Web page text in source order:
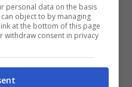
metodo e comunità.
professionisti della
studenti curiosi.
dall’idea che
personal data on the basis
object to by managing
at the bottom of this page
withdraw consent in privacy